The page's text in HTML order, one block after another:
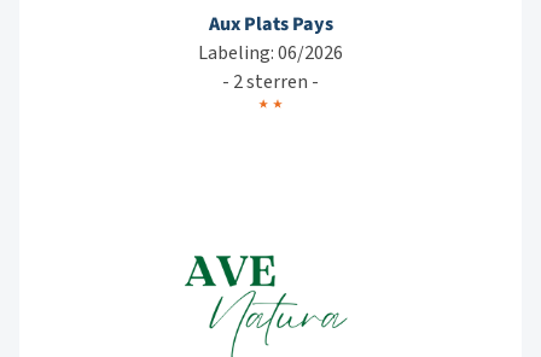
Aux Plats Pays
Labeling: 06/2026
- 2 sterren -